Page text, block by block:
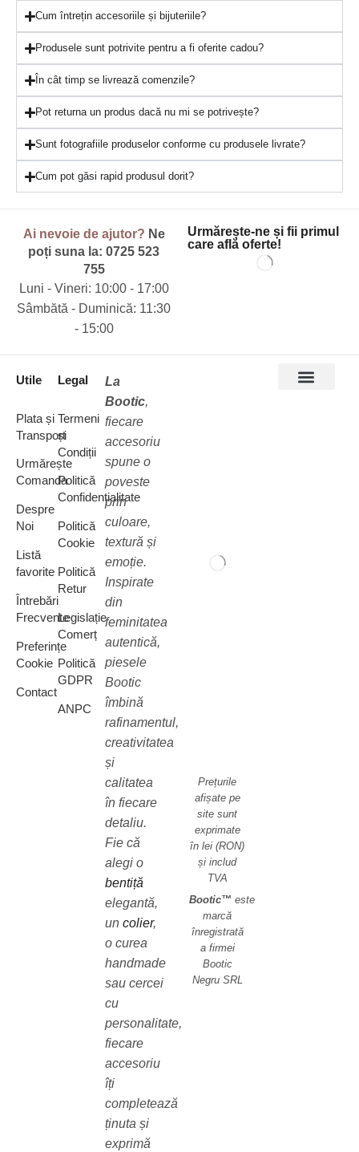
Cum întrețin accesoriile și bijuteriile?
Produsele sunt potrivite pentru a fi oferite cadou?
În cât timp se livrează comenzile?
Pot returna un produs dacă nu mi se potrivește?
Sunt fotografiile produselor conforme cu produsele livrate?
Cum pot găsi rapid produsul dorit?
Ai nevoie de ajutor? Ne
poți suna la: 0725 523
755
Luni - Vineri: 10:00 - 17:00
Sâmbătă - Duminică: 11:30
- 15:00
Urmărește-ne și fii primul
care află oferte!
Utile
Plata și
Transport
Urmărește
Comanda
Despre
Noi
Listă
favorite
Întrebări
Frecvente
Preferințe
Cookie
Contact
Legal
Termeni
și
Condiții
Politică
Confidențialitate
Politică
Cookie
Politică
Retur
Legislație
Comerț
Politică
GDPR
ANPC
La
Bootic,
fiecare
accesoriu
spune o
poveste
prin
culoare,
textură și
emoție.
Inspirate
din
feminitatea
autentică,
piesele
Bootic
îmbină
rafinamentul,
creativitatea
și
calitatea
în fiecare
detaliu.
Fie că
alegi o
bentiță
elegantă,
uncolier,
o curea
handmade
sau cercei
cu
personalitate,
fiecare
accesoriu
îți
completează
ținuta și
exprimă
Prețurile
afișate pe
site sunt
exprimate
în lei (RON)
și includ
TVA
Bootic™ este
marcă
înregistrată
a firmei
Bootic
Negru SRL